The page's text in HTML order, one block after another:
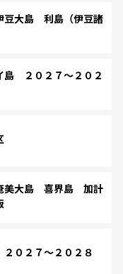
大島 利島（伊豆諸
２０２７～２０２
大島 喜界島 加計
０２７～２０２８